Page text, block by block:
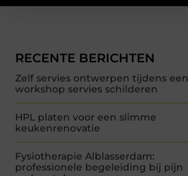
RECENTE BERICHTEN
Zelf servies ontwerpen tijdens een
workshop servies schilderen
HPL platen voor een slimme
keukenrenovatie
Fysiotherapie Alblasserdam:
professionele begeleiding bij pijn